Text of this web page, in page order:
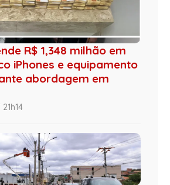
R$ 1,348 milhão em
iPhones e equipamento
abordagem em